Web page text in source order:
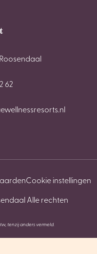
62
Alle rechten
tenzij anders vermeld.
Cookie instellingen